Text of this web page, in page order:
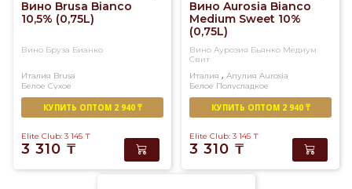
более
100
раз.
вина
Алматы
Вино Brusa Bianco
10,5% (0,75L)
Вино Бруза Бианко
Италия Brusa
Белое Сухое
КУПИТЬ ОПТОМ 2 940 ₸
Elite Club: 3 145 ₸
3 310 ₸
Вино Aurosia Bianco
Medium Sweet 10%
(0,75L)
Вино Аурозия Бьянко Медиум
Свит
Италия , Апулия Aurosia
Белое Полусладкое
КУПИТЬ ОПТОМ 2 940 ₸
Elite Club: 3 145 ₸
3 310 ₸